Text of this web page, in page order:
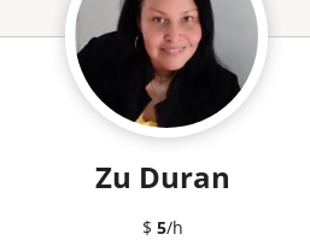
Zu Duran
$ 5/h